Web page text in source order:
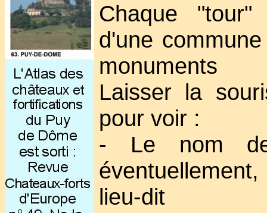
Chaque
d'une
monuments
Laisser la
pour voir :
- Le nom
lieu-dit